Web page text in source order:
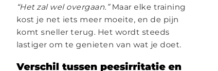
“Het zal wel overgaan.”Maar elke training
kost je net iets meer moeite, en de pijn
komt sneller terug. Het wordt steeds
lastiger om te genieten van wat je doet.
Verschil tussen peesirritatie en